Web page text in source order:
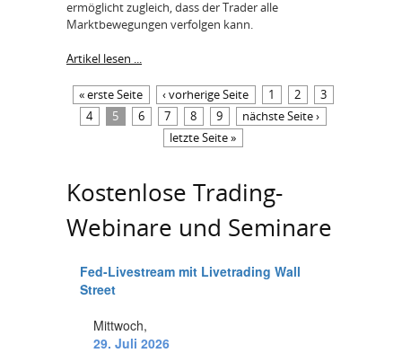
ermöglicht zugleich, dass der Trader alle
Marktbewegungen verfolgen kann.
Artikel lesen ...
Seiten
« erste Seite ‹ vorherige Seite 1 2
3
4
5 6 7 8 9
nächste Seite ›
letzte Seite »
Kostenlose Trading-
Webinare und Seminare